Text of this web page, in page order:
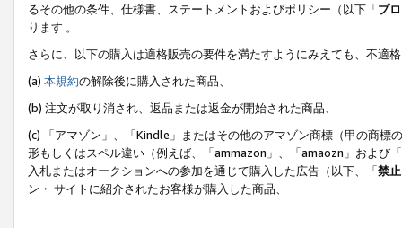
るその他の条件、仕様書、ステートメントおよびポリシー（以下「プ
ります 。
さらに、以下の購入は適格販売の要件を満たすようにみえても、不適
(a) 本規約の解除後に購入された商品、
(b) 注文が取り消され、返品または返金が開始された商品、
(c) 「アマゾン」、「Kindle」またはその他のアマゾン商標（甲の商
形もしくはスペル違い（例えば、「ammazon」、「amaozn」および
入札またはオークションへの参加を通じて購入した広告（以下、「禁
ン・ サイトに紹介されたお客様が購入した商品、